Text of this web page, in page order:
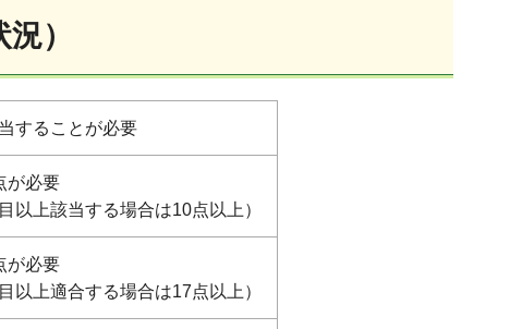
）
することが必要
が必要
以上該当する場合は10点以上）
が必要
以上適合する場合は17点以上）